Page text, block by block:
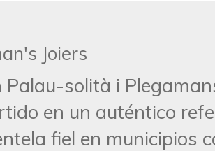
Joiers
solità i
en un auténtico
fiel en municipios